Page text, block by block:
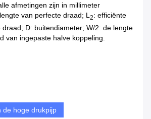
afmetingen zijn in millimeter
van perfecte draad; L 2: efficiënte
draad; D: buitendiameter; W/2: de lengte
van ingepaste halve koppeling.
de hoge drukpijp